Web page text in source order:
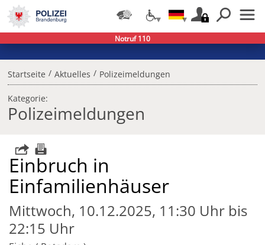
Startseite / Aktuelles / Polizeimeldungen
Kategorie:
Polizeimeldungen
Einbruch in
Einfamilienhäuser
Mittwoch, 10.12.2025, 11:30 Uhr bis
22:15 Uhr
Notruf 110